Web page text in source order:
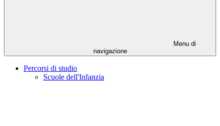
Menu di
navigazione
Percorsi di studio
Scuole dell'Infanzia